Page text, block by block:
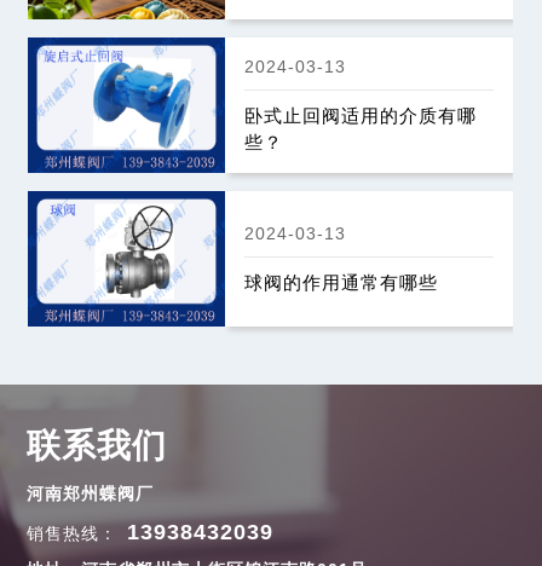
2024-03-13
卧式止回阀适用的介质有哪
些？
2024-03-13
球阀的作用通常有哪些
联系我们
河南郑州蝶阀厂
销售热线： 13938432039